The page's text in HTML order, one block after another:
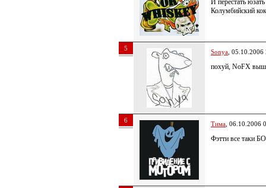
И перестать юзать
Колумбийский
5 Sonyа ,
похуй, NoFX
6 Тима , 06.10.2006
Фэтти все таки